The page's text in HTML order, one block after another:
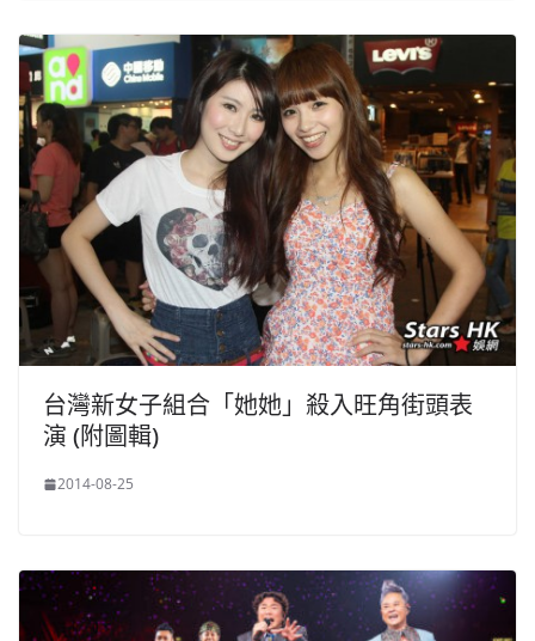
台灣新女子組合「她她」殺入旺角街頭表
演 (附圖輯)
2014-08-25